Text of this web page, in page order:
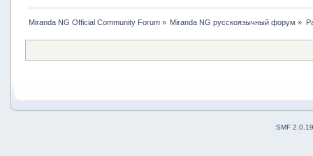
Miranda NG Official Community Forum» Miranda NG русскоязычный форум »
SMF 2.0.19